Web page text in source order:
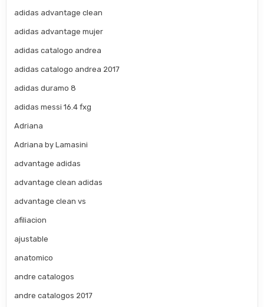
adidas advantage clean
adidas advantage mujer
adidas catalogo andrea
adidas catalogo andrea 2017
adidas duramo 8
adidas messi 16.4 fxg
Adriana
Adriana by Lamasini
advantage adidas
advantage clean adidas
advantage clean vs
afiliacion
ajustable
anatomico
andre catalogos
andre catalogos 2017